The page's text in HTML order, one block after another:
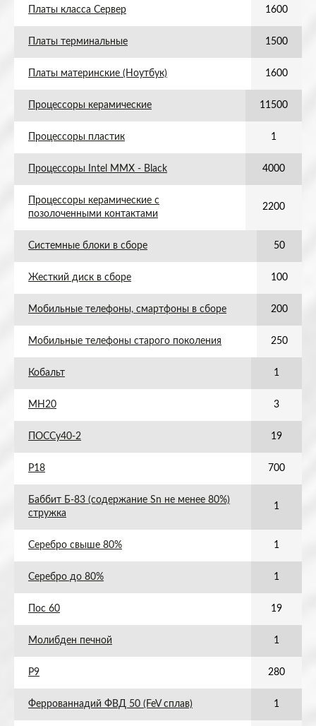
Платы класса Сервер 1600
Платы терминальные 1500
Платы материнские (Ноутбук) 1600
Процессоры керамические 11500
Процессоры пластик 1
Процессоры Intel MMX - Black 4000
Процессоры керамические с
позолоченными контактами
2200
Системные блоки в сборе 50
Жесткий диск в сборе 100
Мобильные телефоны, смартфоны в сборе 200
Мобильные телефоны старого поколения 250
Кобальт 1
МН20 3
ПОССу40-2 19
Р18 700
Баббит Б-83 (содержание Sn не менее 80%)
стружка
1
Серебро свыше 80% 1
Серебро до 80% 1
Пос 60 19
Молибден печной 1
Р9 280
Феррованнадий ФВД 50 (FeV сплав) 1